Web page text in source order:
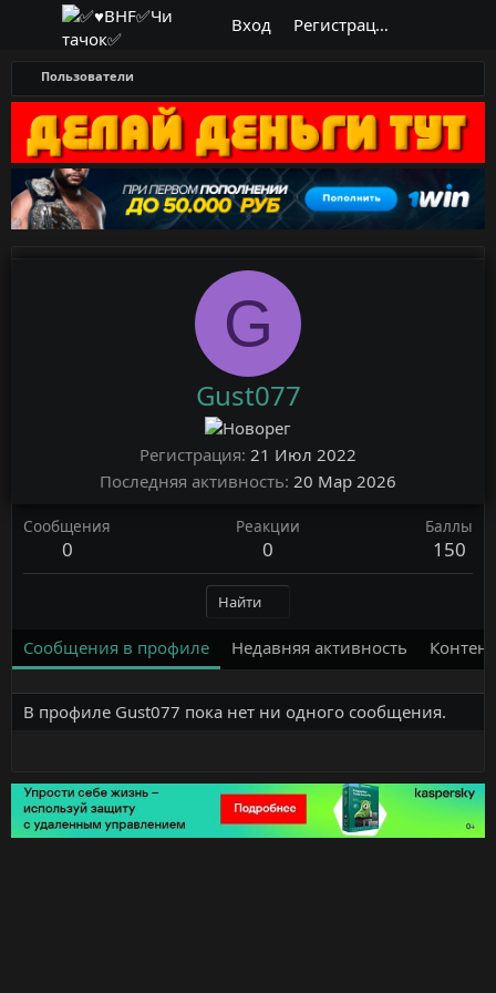
Вход Регистрация
Пользователи
G
Gust077
Регистрация 21 Июл 2022
Последняя активность 20 Мар 2026
Сообщения
0
Реакции
0
Баллы
150
Найти
Сообщения в профиле Недавняя активность Контент
В профиле Gust077 пока нет ни одного сообщения.